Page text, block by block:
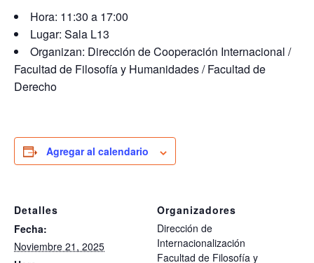
Hora: 11:30 a 17:00
Lugar: Sala L13
Organizan: Dirección de Cooperación Internacional /
Facultad de Filosofía y Humanidades / Facultad de
Derecho
Agregar al calendario
Detalles
Fecha:
Noviembre 21, 2025
Organizadores
Dirección de
Internacionalización
Facultad de Filosofía y